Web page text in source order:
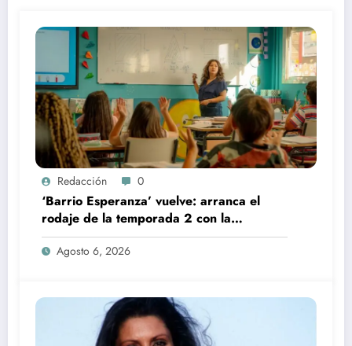
Redacción 0
‘Barrio Esperanza’ vuelve: arranca el
rodaje de la temporada 2 con la
incorporación de María Castro
Agosto 6, 2026